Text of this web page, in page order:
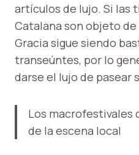
artículos de lujo. Si las
Catalana son objeto
Gracia sigue siendo
transeúntes, por lo
darse el lujo de pasear
Los macrofestivales
de la escena local